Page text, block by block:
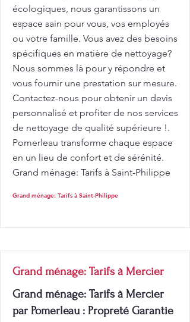
écologiques, nous garantissons un
espace sain pour vous, vos employés
ou votre famille. Vous avez des besoins
spécifiques en matière de nettoyage?
Nous sommes là pour y répondre et
vous fournir une prestation sur mesure.
Contactez-nous pour obtenir un devis
personnalisé et profiter de nos services
de nettoyage de qualité supérieure !.
Pomerleau transforme chaque espace
en un lieu de confort et de sérénité.
Grand ménage: Tarifs à Saint-Philippe
Grand ménage: Tarifs à Saint-Philippe
Grand ménage: Tarifs à Mercier
Grand ménage: Tarifs à Mercier
par Pomerleau : Propreté Garantie